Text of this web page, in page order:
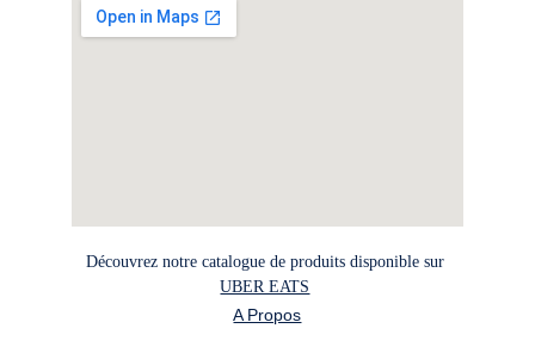
A Propos
Découvrez notre catalogue de produits disponible sur
UBER EATS